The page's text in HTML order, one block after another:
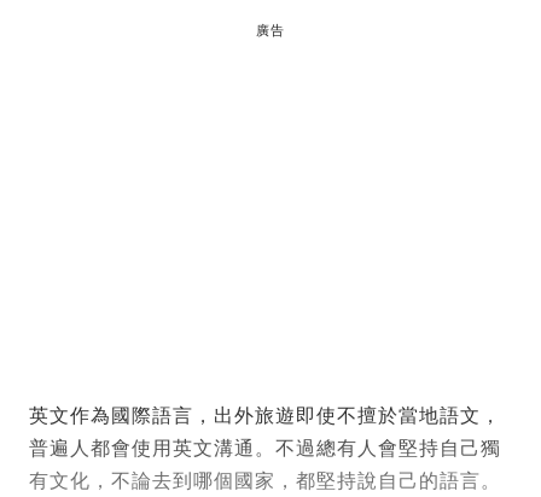
廣告
英文作為國際語言，出外旅遊即使不擅於當地語文，
普遍人都會使用英文溝通。不過總有人會堅持自己獨
有文化，不論去到哪個國家，都堅持說自己的語言。